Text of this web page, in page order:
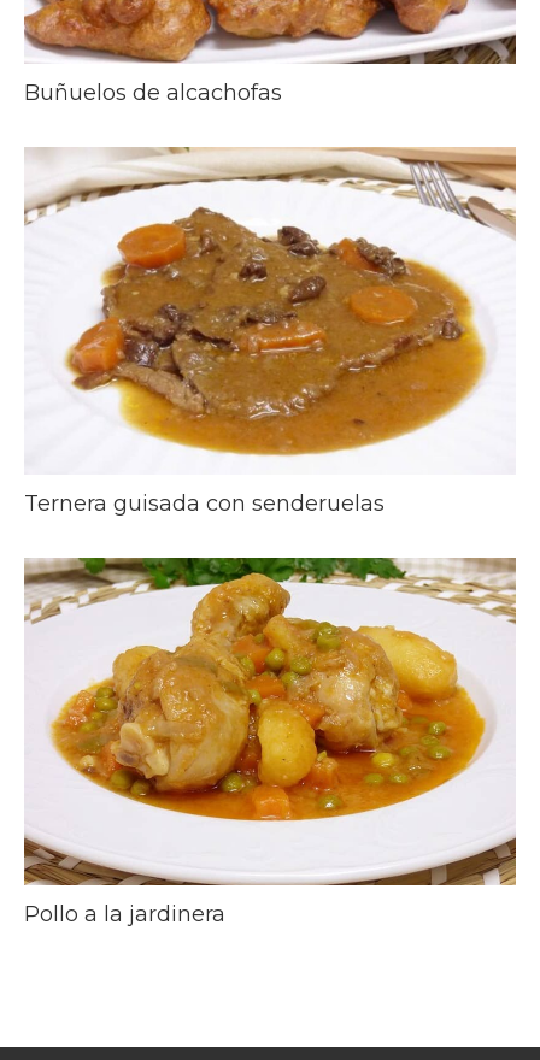
Buñuelos de alcachofas
Ternera guisada con senderuelas
Pollo a la jardinera